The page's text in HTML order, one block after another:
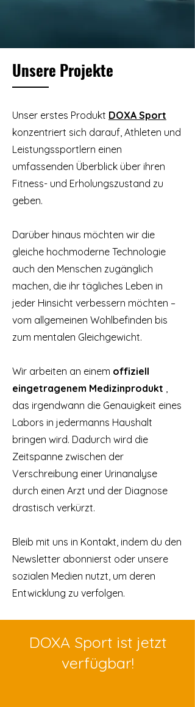
Unsere Projekte
Unser erstes Produkt DOXA Sport
konzentriert sich darauf, Athleten und
Leistungssportlern einen
umfassenden Überblick über ihren
Fitness- und Erholungszustand zu
geben.
Darüber hinaus möchten wir die
gleiche hochmoderne Technologie
auch den Menschen zugänglich
machen, die ihr tägliches Leben in
jeder Hinsicht verbessern möchten –
vom allgemeinen Wohlbefinden bis
zum mentalen Gleichgewicht.
Wir arbeiten an einem offiziell
eingetragenem Medizinprodukt ,
das irgendwann die Genauigkeit eines
Labors in jedermanns Haushalt
bringen wird. Dadurch wird die
Zeitspanne zwischen der
Verschreibung einer Urinanalyse
durch einen Arzt und der Diagnose
drastisch verkürzt.
Bleib mit uns in Kontakt, indem du den
Newsletter abonnierst oder unsere
sozialen Medien nutzt, um deren
Entwicklung zu verfolgen.
DOXA Sport ist jetzt
verfügbar!